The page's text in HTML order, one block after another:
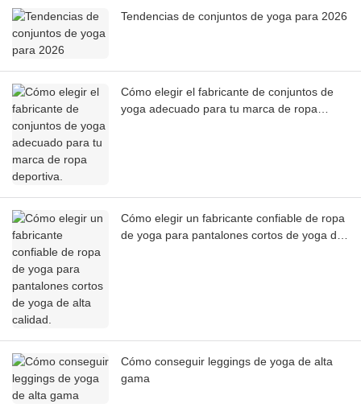
Tendencias de conjuntos de yoga para 2026
Cómo elegir el fabricante de conjuntos de
yoga adecuado para tu marca de ropa
Cómo elegir un fabricante confiable de ropa
de yoga para pantalones cortos de yoga de
Cómo conseguir leggings de yoga de alta
gama